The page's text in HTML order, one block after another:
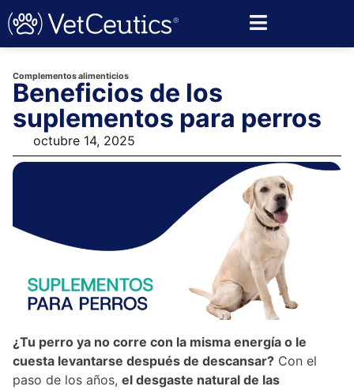
Complementos alimenticios
Beneficios de los
suplementos para perros
octubre 14, 2025
¿Tu perro ya no corre con la misma energía o le
cuesta levantarse después de descansar? Con el
paso de los años, el desgaste natural de las